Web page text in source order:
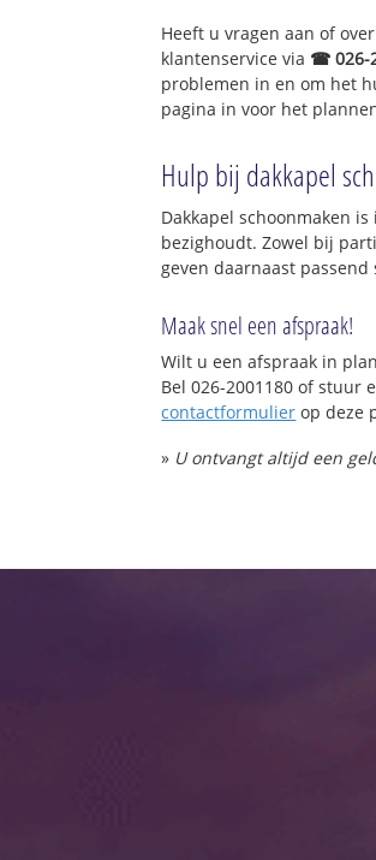
Heeft u vragen aan of
klantenservice via ☎ 026-
problemen in en om het
pagina in voor het
Hulp bij dakkapel
Dakkapel schoonmaken
bezighoudt. Zowel bij
geven daarnaast
Maak snel een afspraak!
Wilt u een afspraak in
Bel 026-2001180 of stuur
contactformulier op deze
» U ontvangt altijd een